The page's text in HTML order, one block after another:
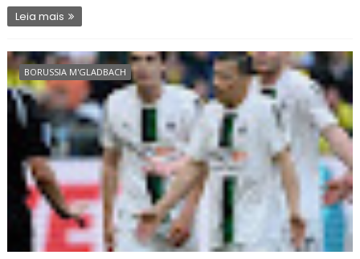
Leia mais
BORUSSIA M'GLADBACH